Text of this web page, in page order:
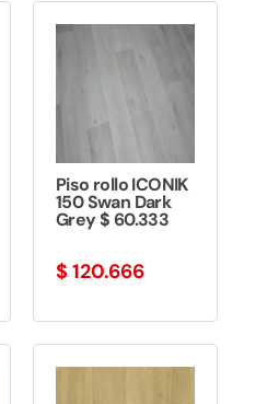
Piso rollo ICONIK
150 Swan Dark
Grey $ 60.333
$ 120.666